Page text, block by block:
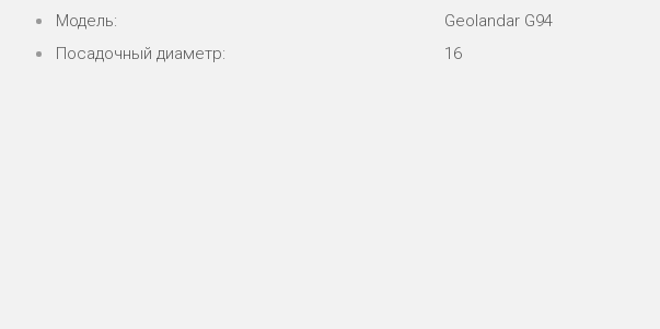
Модель:
Geolandar G94
Посадочный диаметр:
16